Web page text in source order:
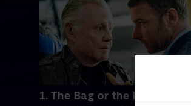
1. The Bag or the Bat